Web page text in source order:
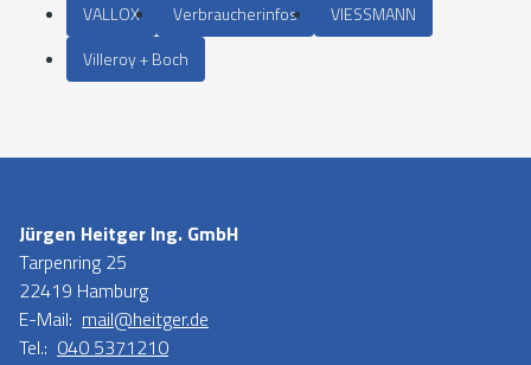
VALLOX
Verbraucherinfos
VIESSMANN
Villeroy + Boch
Jürgen Heitger Ing. GmbH
Tarpenring 25
22419 Hamburg
E-Mail: mail@heitger.de
Tel.: 040 5371210